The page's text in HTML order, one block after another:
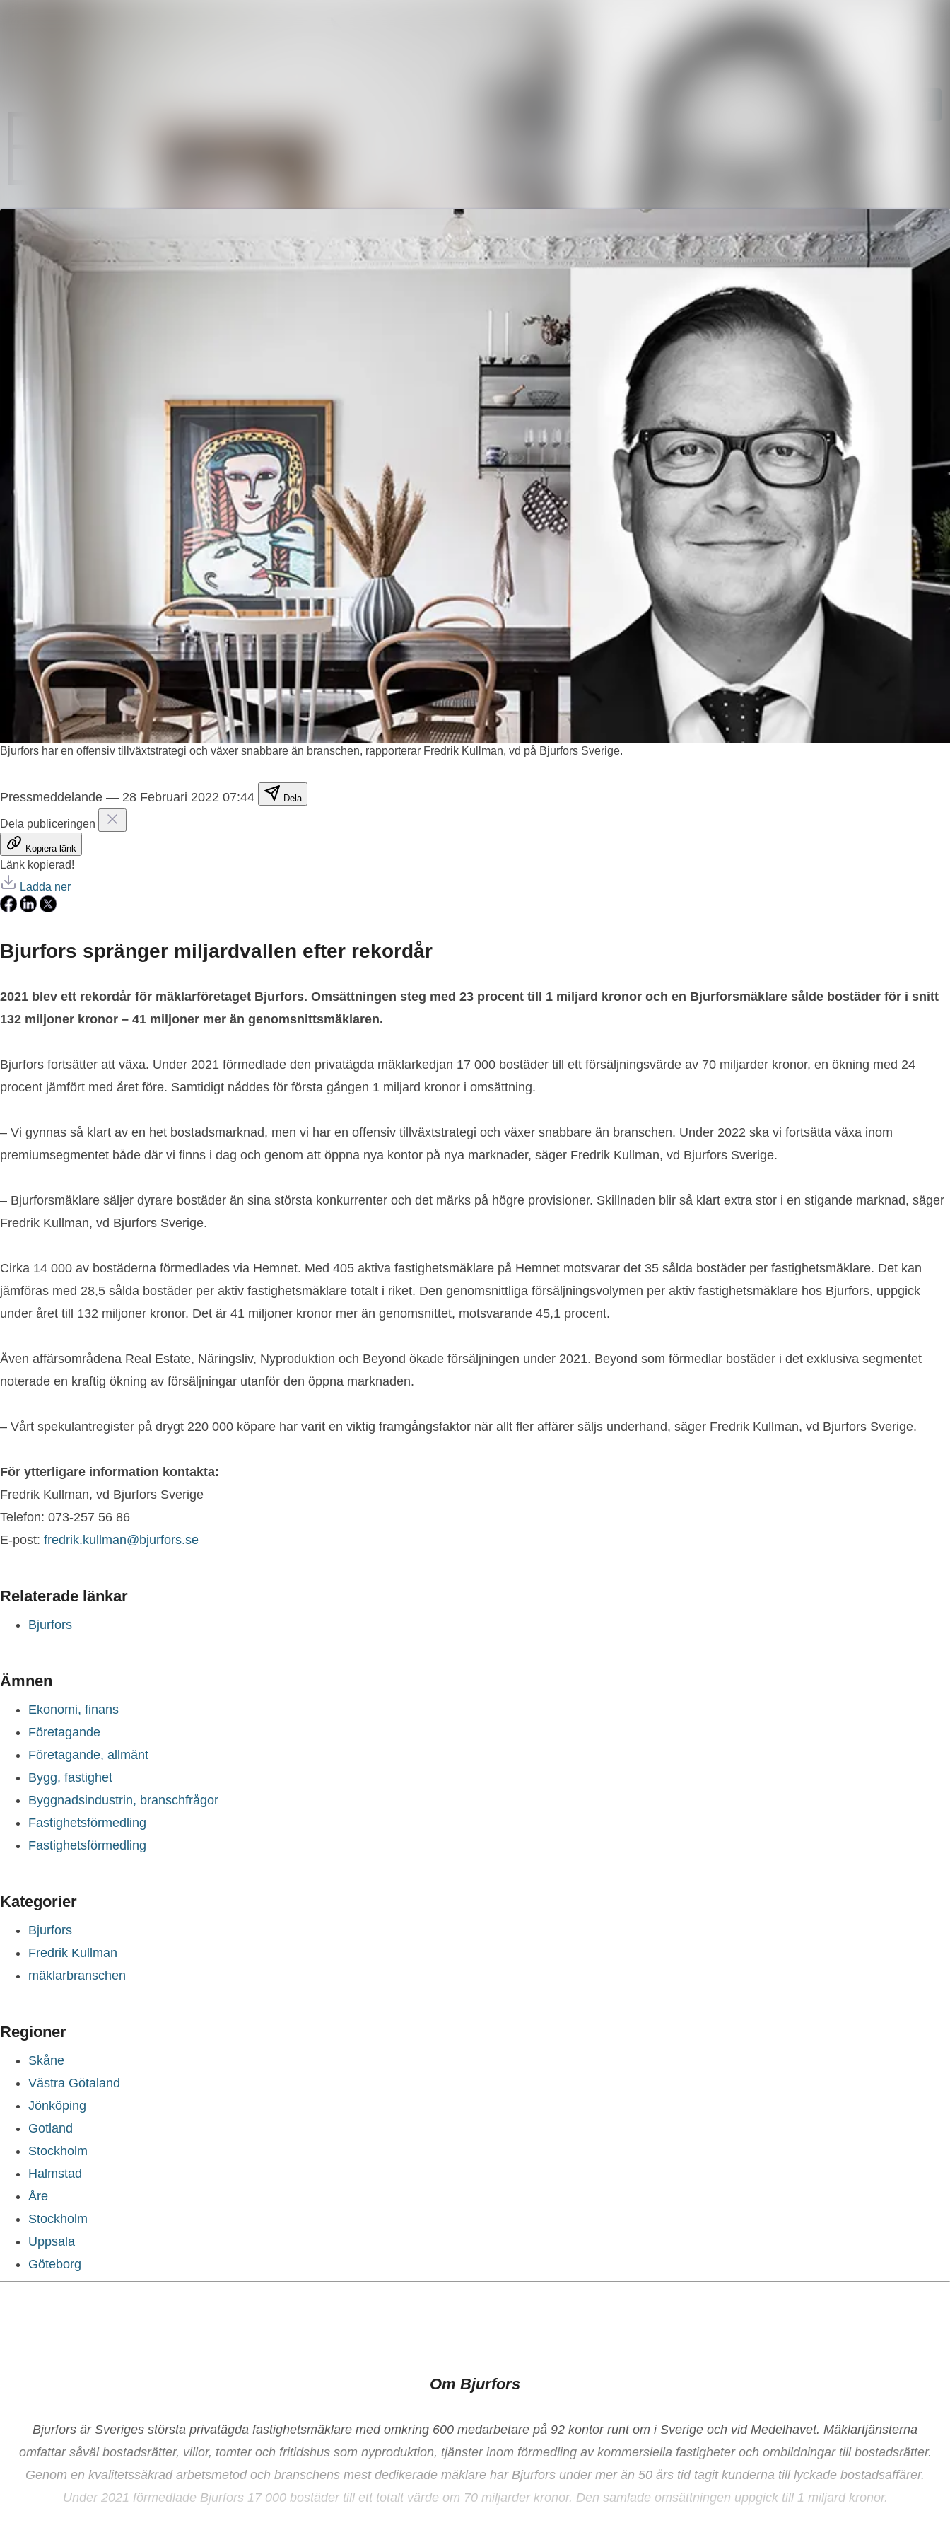
Bjurfors har en offensiv tillväxtstrategi och växer snabbare än branschen, rapporterar Fredrik Kullman, vd på Bjurfors Sverige.
Pressmeddelande — 28 Februari 2022 07:44 Dela
Dela publiceringen
Kopiera länk
Länk kopierad!
Ladda ner
Bjurfors spränger miljardvallen efter rekordår
2021 blev ett rekordår för mäklarföretaget Bjurfors. Omsättningen steg med 23 procent till 1 miljard kronor och en Bjurforsmäklare sålde bostäder för i snitt
132 miljoner kronor – 41 miljoner mer än genomsnittsmäklaren.
Bjurfors fortsätter att växa. Under 2021 förmedlade den privatägda mäklarkedjan 17 000 bostäder till ett försäljningsvärde av 70 miljarder kronor, en ökning med 24
procent jämfört med året före. Samtidigt nåddes för första gången 1 miljard kronor i omsättning.
– Vi gynnas så klart av en het bostadsmarknad, men vi har en offensiv tillväxtstrategi och växer snabbare än branschen. Under 2022 ska vi fortsätta växa inom
premiumsegmentet både där vi finns i dag och genom att öppna nya kontor på nya marknader, säger Fredrik Kullman, vd Bjurfors Sverige.
– Bjurforsmäklare säljer dyrare bostäder än sina största konkurrenter och det märks på högre provisioner. Skillnaden blir så klart extra stor i en stigande marknad, säger
Fredrik Kullman, vd Bjurfors Sverige.
Cirka 14 000 av bostäderna förmedlades via Hemnet. Med 405 aktiva fastighetsmäklare på Hemnet motsvarar det 35 sålda bostäder per fastighetsmäklare. Det kan
jämföras med 28,5 sålda bostäder per aktiv fastighetsmäklare totalt i riket. Den genomsnittliga försäljningsvolymen per aktiv fastighetsmäklare hos Bjurfors, uppgick
under året till 132 miljoner kronor. Det är 41 miljoner kronor mer än genomsnittet, motsvarande 45,1 procent.
Även affärsområdena Real Estate, Näringsliv, Nyproduktion och Beyond ökade försäljningen under 2021. Beyond som förmedlar bostäder i det exklusiva segmentet
noterade en kraftig ökning av försäljningar utanför den öppna marknaden.
– Vårt spekulantregister på drygt 220 000 köpare har varit en viktig framgångsfaktor när allt fler affärer säljs underhand, säger Fredrik Kullman, vd Bjurfors Sverige.
För ytterligare information kontakta:
Fredrik Kullman, vd Bjurfors Sverige
Telefon: 073-257 56 86
E-post: fredrik.kullman@bjurfors.se
Relaterade länkar
Bjurfors
Ämnen
Ekonomi, finans
Företagande
Företagande, allmänt
Bygg, fastighet
Byggnadsindustrin, branschfrågor
Fastighetsförmedling
Fastighetsförmedling
Kategorier
Bjurfors
Fredrik Kullman
mäklarbranschen
Regioner
Skåne
Västra Götaland
Jönköping
Gotland
Stockholm
Halmstad
Åre
Stockholm
Uppsala
Göteborg
Om Bjurfors
Bjurfors är Sveriges största privatägda fastighetsmäklare med omkring 600 medarbetare på 92 kontor runt om i Sverige och vid Medelhavet. Mäklartjänsterna
omfattar såväl bostadsrätter, villor, tomter och fritidshus som nyproduktion, tjänster inom förmedling av kommersiella fastigheter och ombildningar till bostadsrätter.
Genom en kvalitetssäkrad arbetsmetod och branschens mest dedikerade mäklare har Bjurfors under mer än 50 års tid tagit kunderna till lyckade bostadsaffärer.
Under 2021 förmedlade Bjurfors 17 000 bostäder till ett totalt värde om 70 miljarder kronor. Den samlade omsättningen uppgick till 1 miljard kronor.